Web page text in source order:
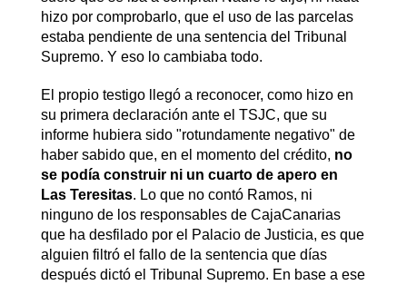
hizo por comprobarlo, que el uso de las parcelas
estaba pendiente de una sentencia del Tribunal
Supremo. Y eso lo cambiaba todo.
El propio testigo llegó a reconocer, como hizo en
su primera declaración ante el TSJC, que su
informe hubiera sido "rotundamente negativo" de
haber sabido que, en el momento del crédito, no
se podía construir ni un cuarto de apero en
Las Teresitas. Lo que no contó Ramos, ni
ninguno de los responsables de CajaCanarias
que ha desfilado por el Palacio de Justicia, es que
alguien filtró el fallo de la sentencia que días
después dictó el Tribunal Supremo. En base a ese